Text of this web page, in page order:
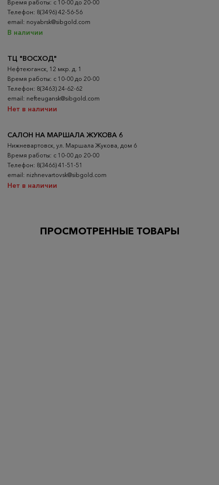
Время работы: с 10-00 до 20-00
Телефон: 8(3496) 42-56-56
email: noyabrsk@sibgold.com
В наличии
ТЦ "ВОСХОД"
Нефтеюганск, 12 мкр. д. 1
Время работы: с 10-00 до 20-00
Телефон: 8(3463) 24-62-62
email: nefteugansk@sibgold.com
Нет в наличии
САЛОН НА МАРШАЛА ЖУКОВА 6
Нижневартовск, ул. Маршала Жукова, дом 6
Время работы: с 10-00 до 20-00
Телефон: 8(3466) 41-51-51
email: nizhnevartovsk@sibgold.com
Нет в наличии
ПРОСМОТРЕННЫЕ ТОВАРЫ